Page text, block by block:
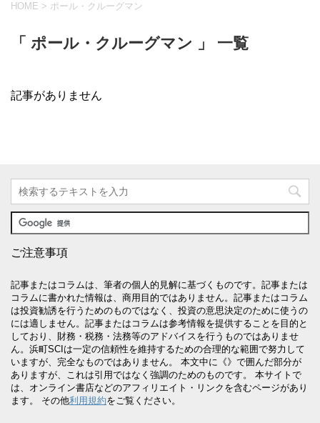
HOME > ポール・クルーグマン
「 ポール・クルーグマン 」 一覧
記事がありません
ご注意事項
記事またはコラムは、筆者の個人的見解に基づくものです。記事または
コラムに書かれた情報は、商用目的ではありません。記事またはコラム
は投資勧誘を行うためのものではなく、投資の意思決定のために使うの
には適しません。記事またはコラムは参考情報を提供することを目的と
しており、財務・税務・法務等のアドバイスを行うものではありませ
ん。浜町SCIは一定の信頼性を維持するための合理的な範囲で努力して
いますが、完全なものではありません。 本文中に《》で囲んだ部分が
ありますが、これは引用ではなく強調のためのものです。 本サイトで
は、オンライン書店などのアフィリエイト・リンクを含むページがあり
ます。 その他利用規約をご覧ください。